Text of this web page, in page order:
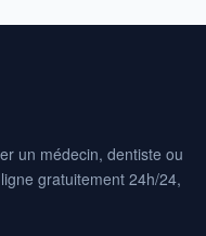
un médecin, dentiste ou
gratuitement 24h/24,